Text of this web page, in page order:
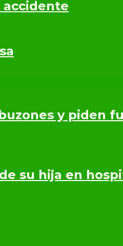
accidente
y piden
su hija en